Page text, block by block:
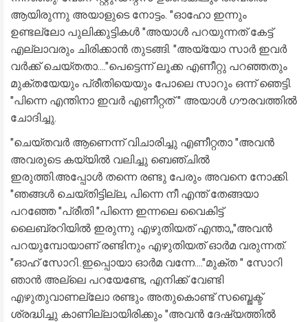
ആയിരുന്നു അയാളുടെ നോട്ടം. "ഓഹോ ഇന്നും
ഉണ്ടല്ലോ പുലിക്കുട്ടികൾ "അയാൾ പറയുന്നത് കേട്ട്
എല്ലാവരും ചിരിക്കാൻ തുടങ്ങി. "അയ്യോ സാർ ഇവർ
വർക്ക് ചെയ്തതാ...."പെട്ടെന്ന് ലൂക്ക എണീറ്റു പറഞ്ഞതും
മുക്തയേയും പ്രീതിയെയും പോലെ സാറും ഒന്ന് ഞെട്ടി.
"പിന്നെ എന്തിനാ ഇവർ എണീറ്റത് " അയാൾ ഗൗരവത്തിൽ
ചോദിച്ചു.
"ചെയ്തവർ ആണെന്ന് വിചാരിച്ചു എണീറ്റതാ "അവൻ
അവരുടെ കയ്യിൽ വലിച്ചു ബെഞ്ചിൽ
ഇരുത്തി.അപ്പോൾ തന്നെ രണ്ടു പേരും അവനെ നോക്കി.
"ഞങ്ങൾ ചെയ്തിട്ടില്ല, പിന്നെ നീ എന്ത് തേങ്ങയാ
പറഞ്ഞേ "പ്രീതി "പിന്നെ ഇന്നലെ വൈകിട്ട്
ലൈബ്രറിയിൽ ഇരുന്നു എഴുതിയത് എന്താ,,"അവൻ
പറയുമ്പോയാണ് രണ്ടിനും എഴുതിയത് ഓർമ വരുന്നത്.
"ഓഹ് സോറി..ഇപ്പൊയാ ഓർമ വന്നേ...."മുക്ത " സോറി
ഞാൻ അല്ലെ പറയേണ്ടേ, എനിക്ക് വേണ്ടി
എഴുതുവാണല്ലോ രണ്ടും അതുകൊണ്ട് സബ്ജെക്ട്
ശ്രദ്ധിച്ചു കാണില്ലായിരിക്കും "അവൻ ദേഷ്യത്തിൽ